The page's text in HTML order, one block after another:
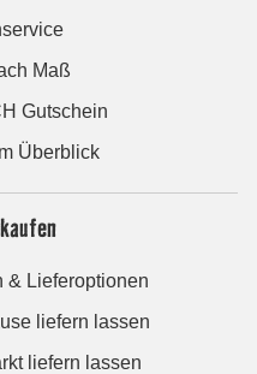
Maß
Gutschein
Überblick
& Lieferoptionen
liefern lassen
liefern lassen